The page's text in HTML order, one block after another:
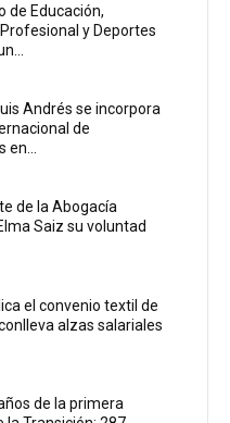
de Educación,
y Deportes
Andrés se incorpora
de
de la Abogacía
Saiz su voluntad
el convenio textil de
alzas salariales
de la primera